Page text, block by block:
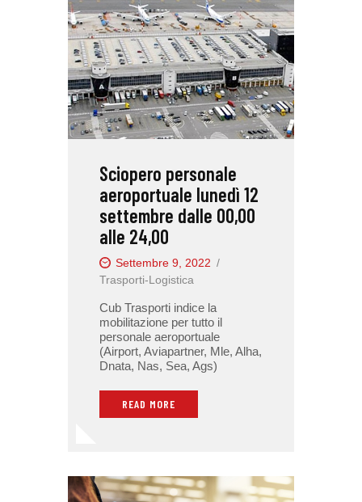
Sciopero personale
aeroportuale lunedì 12
settembre dalle 00,00
alle 24,00
Settembre 9, 2022
Trasporti-Logistica
Cub Trasporti indice la
mobilitazione per tutto il
personale aeroportuale
(Airport, Aviapartner, Mle, Alha,
Dnata, Nas, Sea, Ags)
READ MORE